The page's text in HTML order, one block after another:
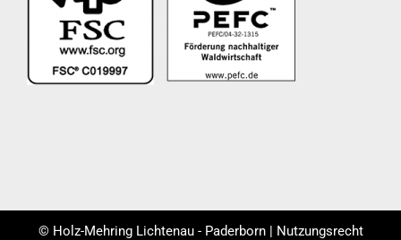
© Holz-Mehring Lichtenau - Paderborn | Nutzungsrecht